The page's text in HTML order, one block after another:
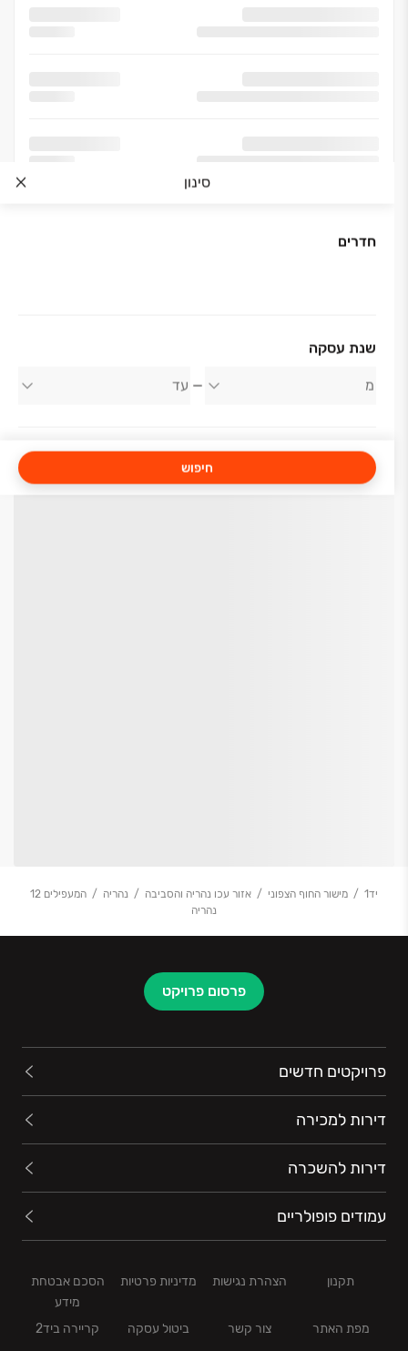
סינון
חדרים
שנת עסקה
חיפוש
יד1 מישור החוף הצפוני אזור עכו נהריה והסביבה נהריה
המעפילים 12
נהריה
פרסום פרויקט
פרויקטים חדשים
דירות למכירה
דירות להשכרה
עמודים פופולריים
תקנון הצהרת נגישות מדיניות פרטיות
הסכם אבטחת
מידע
מפת האתר
צור קשר ביטול עסקה
קריירה ביד2